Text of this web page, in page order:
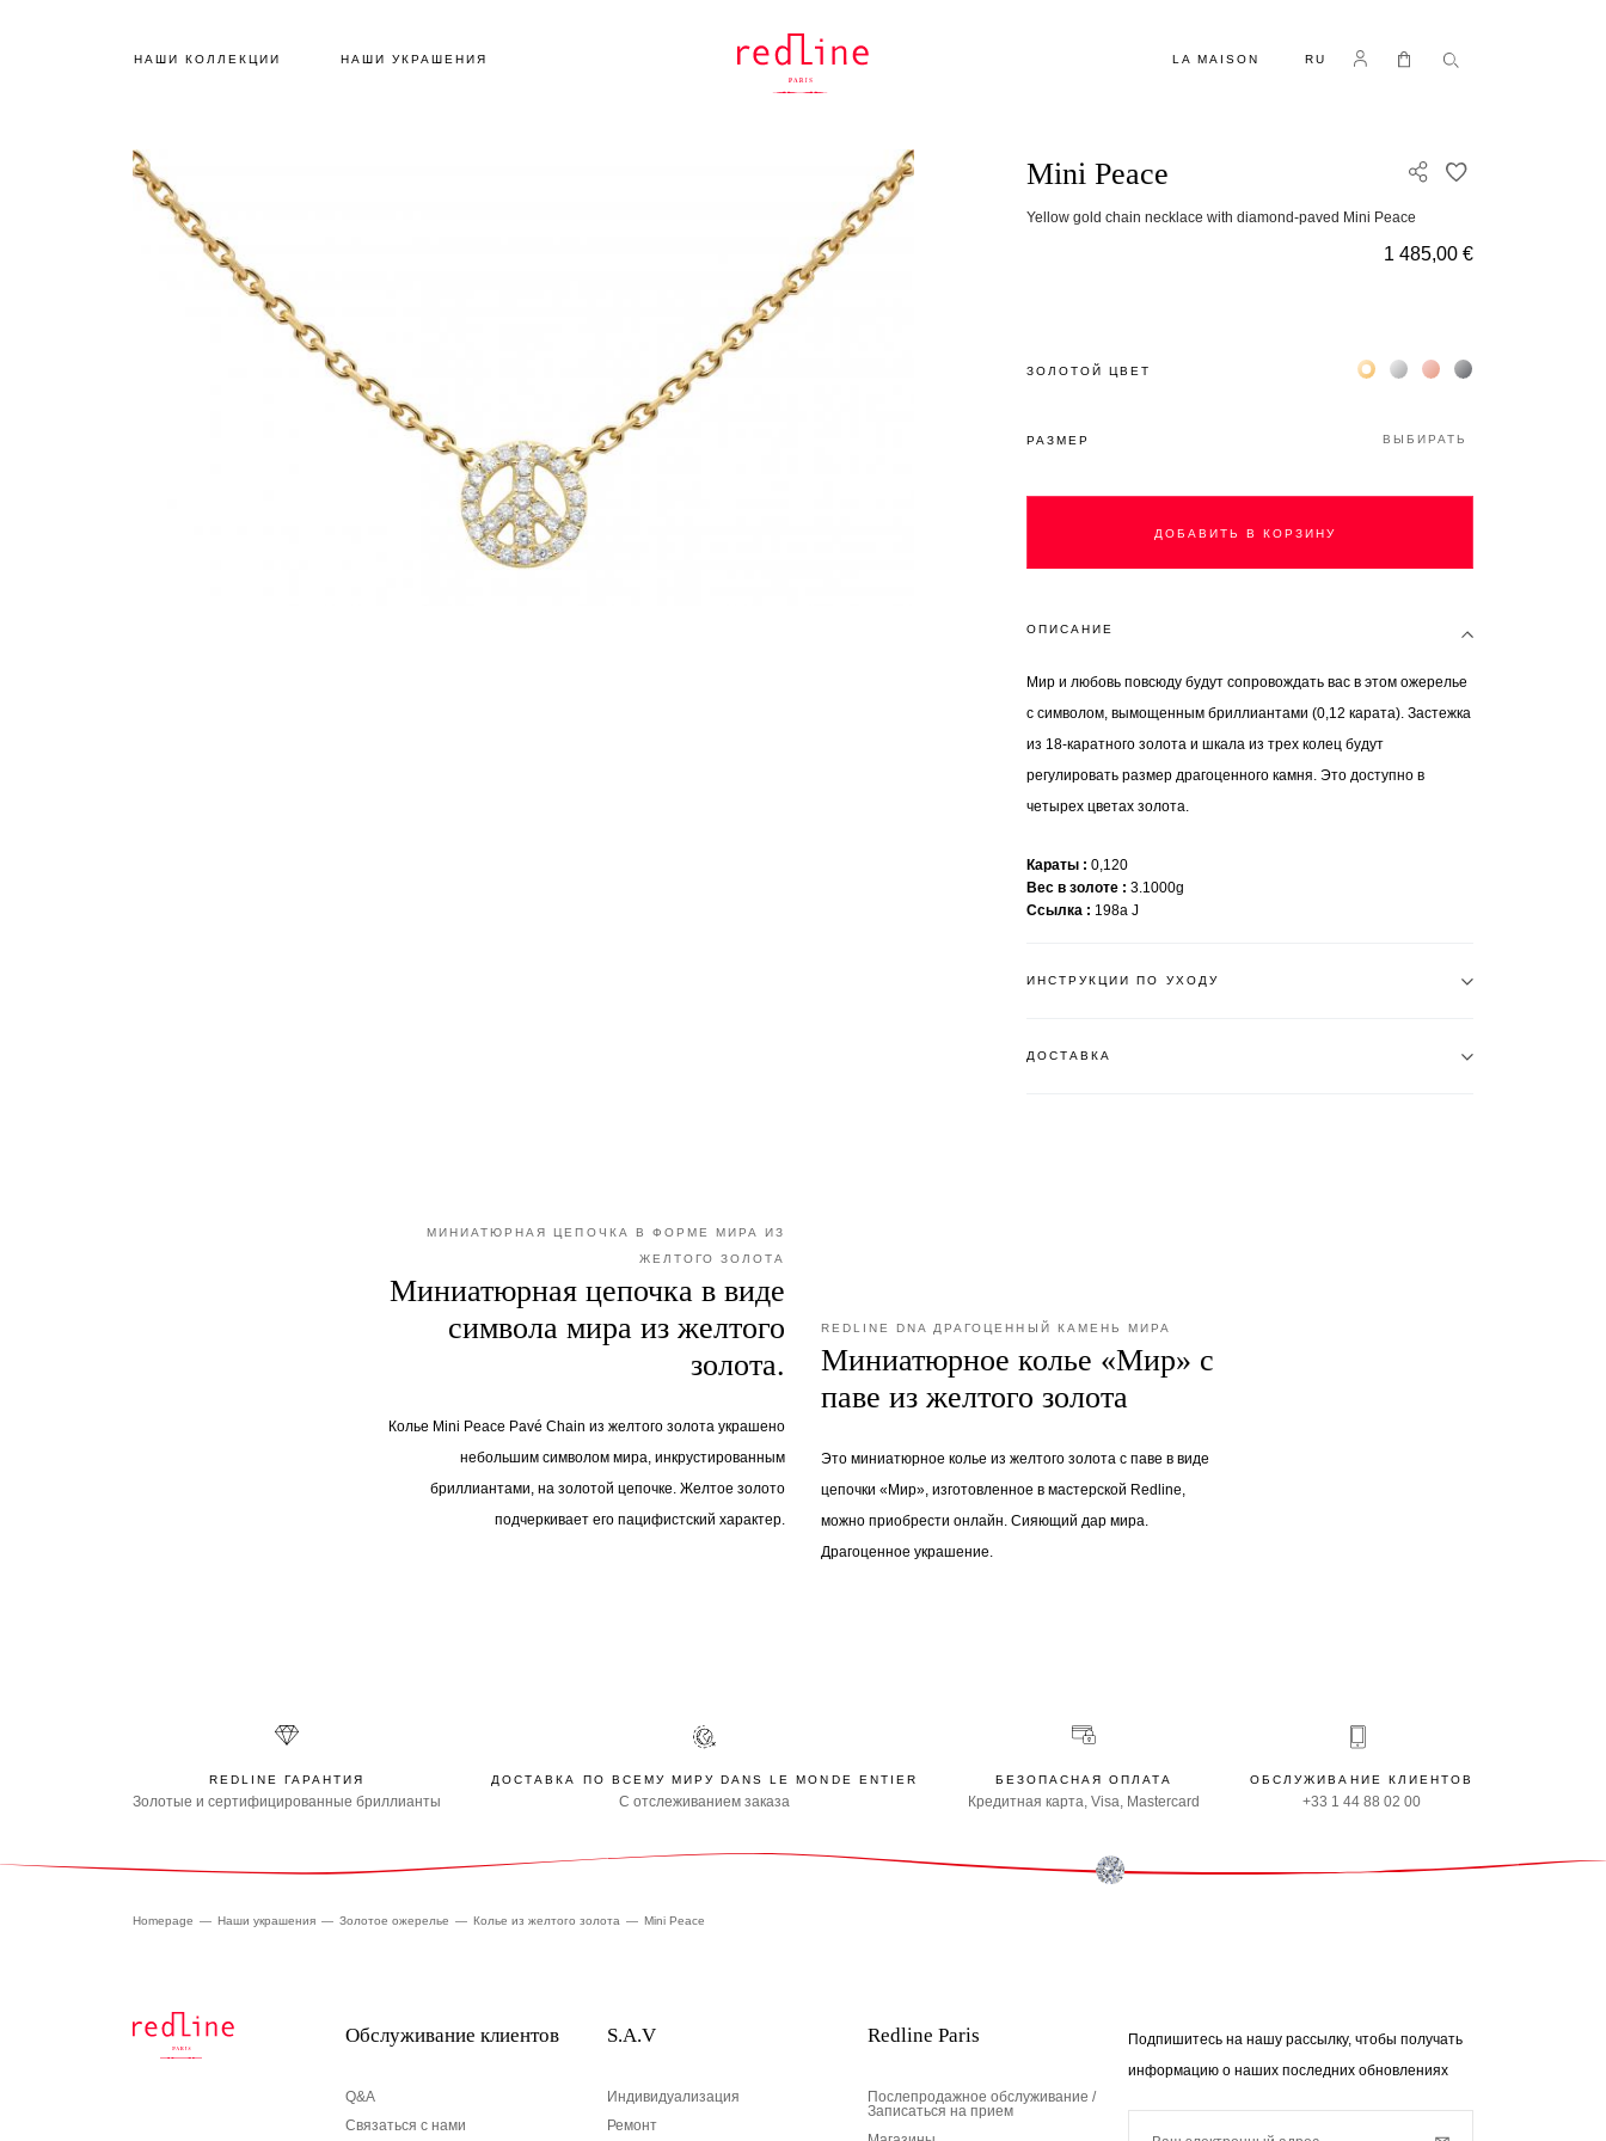
НАШИ КОЛЛЕКЦИИ НАШИ УКРАШЕНИЯ LA MAISON RU Log in Моя корзина
Mini Peace
Yellow gold chain necklace with diamond-paved Mini Peace
1 485,00 €
ЗОЛОТОЙ ЦВЕТ Жёлтое золото 18К
Белое золото 18К
Розовое золото 18К
Чёрное золото 18К
РАЗМЕР ВЫБИРАТЬ
ДОБАВИТЬ В КОРЗИНУ
ОПИСАНИЕ
Мир и любовь повсюду будут сопровождать вас в этом ожерелье
с символом, вымощенным бриллиантами (0,12 карата). Застежка
из 18-каратного золота и шкала из трех колец будут
регулировать размер драгоценного камня. Это доступно в
четырех цветах золота.
Караты
0,120
Вес в золоте
3.1000g
Ссылка
198a J
ИНСТРУКЦИИ ПО УХОДУ
ДОСТАВКА
МИНИАТЮРНАЯ ЦЕПОЧКА В ФОРМЕ МИРА ИЗ
ЖЕЛТОГО ЗОЛОТА
Миниатюрная цепочка в виде
символа мира из желтого
золота.
Колье Mini Peace Pavé Chain из желтого золота украшено
небольшим символом мира, инкрустированным
бриллиантами, на золотой цепочке. Желтое золото
подчеркивает его пацифистский характер.
REDLINE DNA ДРАГОЦЕННЫЙ КАМЕНЬ МИРА
Миниатюрное колье «Мир» с
паве из желтого золота
Это миниатюрное колье из желтого золота с паве в виде
цепочки «Мир», изготовленное в мастерской Redline,
можно приобрести онлайн. Сияющий дар мира.
Драгоценное украшение.
REDLINE ГАРАНТИЯ
Золотые и сертифицированные бриллианты
ДОСТАВКА ПО ВСЕМУ МИРУ DANS LE MONDE ENTIER
С отслеживанием заказа
БЕЗОПАСНАЯ ОПЛАТА
Кредитная карта, Visa, Mastercard
ОБСЛУЖИВАНИЕ КЛИЕНТОВ
+33 1 44 88 02 00
Homepage Наши украшения Золотое ожерелье Колье из желтого золота Mini Peace
Обслуживание клиентов
Q&A
Связаться с нами
S.A.V
Индивидуализация
Ремонт
Redline Paris
Послепродажное обслуживание /
Записаться на прием
Подпишитесь на нашу рассылку, чтобы получать
информацию о наших последних обновлениях